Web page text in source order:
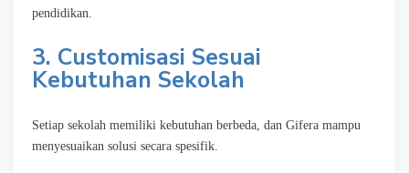
pendidikan.
3. Customisasi Sesuai
Kebutuhan Sekolah
Setiap sekolah memiliki kebutuhan berbeda, dan Gifera mampu
menyesuaikan solusi secara spesifik.